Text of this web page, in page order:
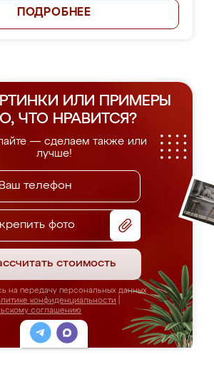
ПОДРОБНЕЕ
ИЛИ ПРИМЕРЫ
ЧТО НРАВИТСЯ?
— сделаем также или
лучше!
фото
стоимость
на передачу персональных данных
конфиденциальности
соглашению